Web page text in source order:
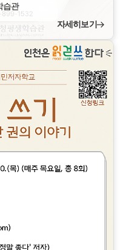
습관
자세히보기